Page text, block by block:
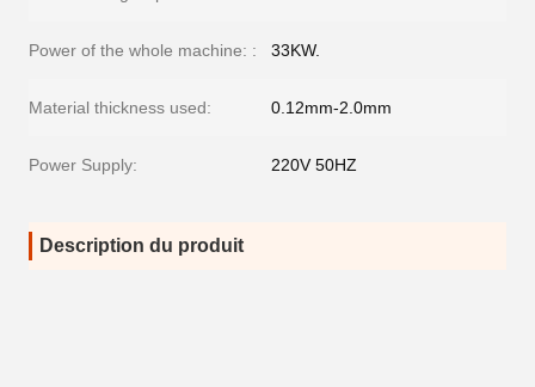
Power of the whole machine: : 33KW.
Material thickness used: 0.12mm-2.0mm
Power Supply: 220V 50HZ
Description du produit